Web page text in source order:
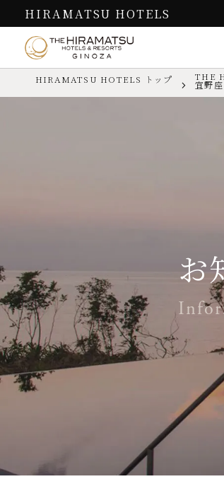
HIRAMATSU HOTELS
カード情報
VISA／MASTER
施設
レストラン（フラン
プール
HIRAMATSU HOTELS トップ THE
宜野座
お